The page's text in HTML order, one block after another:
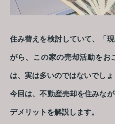
住み替えを検討していて、「
がら、この家の売却活動をお
は、実は多いのではないでしょ
今回は、不動産売却を住みな
デメリットを解説します。